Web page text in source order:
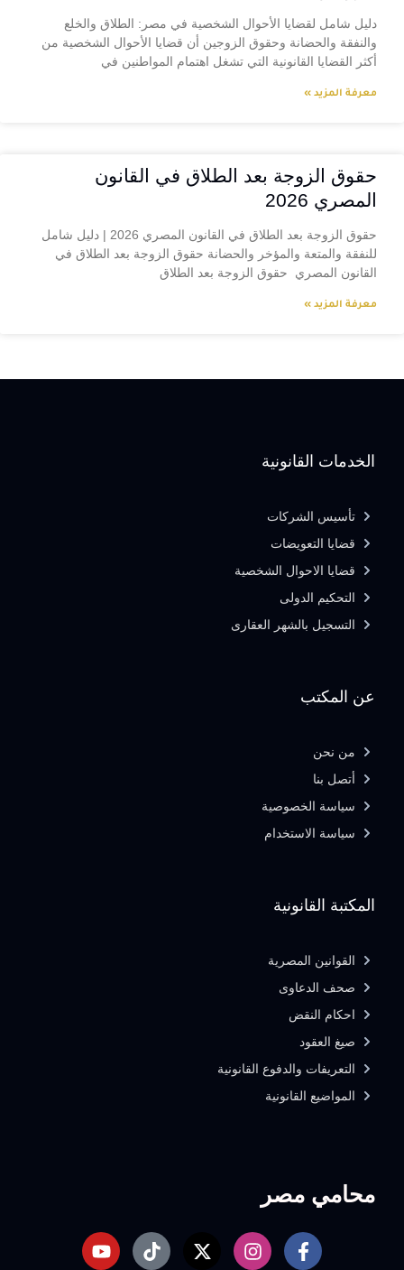
دليل شامل لقضايا الأحوال الشخصية في مصر: الطلاق والخلع
والنفقة والحضانة وحقوق الزوجين أن قضايا الأحوال الشخصية من
أكثر القضايا القانونية التي تشغل اهتمام المواطنين في
معرفة المزيد »
حقوق الزوجة بعد الطلاق في القانون
المصري 2026
حقوق الزوجة بعد الطلاق في القانون المصري 2026 | دليل شامل
للنفقة والمتعة والمؤخر والحضانة حقوق الزوجة بعد الطلاق في
القانون المصري حقوق الزوجة بعد الطلاق
معرفة المزيد »
محامي مصر
المكتبة القانونية
القوانين المصرية
صحف الدعاوى
احكام النقض
صيغ العقود
التعريفات والدفوع القانونية
المواضيع القانونية
عن المكتب
من نحن
أتصل بنا
سياسة الخصوصية
سياسة الاستخدام
الخدمات القانونية
تأسيس الشركات
قضايا التعويضات
قضايا الاحوال الشخصية
التحكيم الدولى
التسجيل بالشهر العقارى